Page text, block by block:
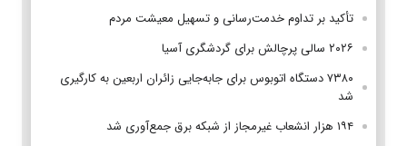
تأکید بر تداوم خدمت‌رسانی و تسهیل معیشت مردم
۲۰۲۶ سالی پرچالش برای گردشگری آسیا
۷۳۸۰ دستگاه اتوبوس برای جابه‌جایی زائران اربعین به‌ کارگیری
شد
۱۹۴ هزار انشعاب غیرمجاز از شبکه برق جمع‌آوری شد